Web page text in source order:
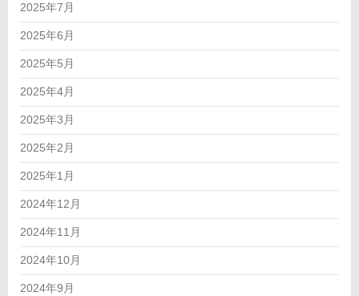
2025年7月
2025年6月
2025年5月
2025年4月
2025年3月
2025年2月
2025年1月
2024年12月
2024年11月
2024年10月
2024年9月